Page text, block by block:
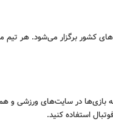
کشور برگزار می‌شود. هر تیم
بازی‌ها در سایت‌های
استفاده کنید.